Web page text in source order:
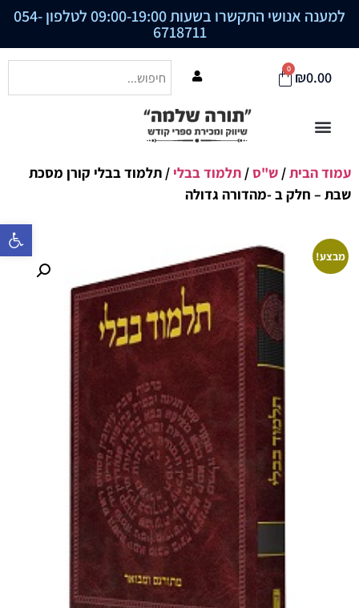
פתח סרגל
למענה אנושי התקשרו בשעות 09:00-19:00 לטלפון 054-
6718711
₪0.00
0
עמוד הבית/ ש"ס/ תלמוד בבלי / תלמוד בבלי קורן מסכת
שבת – חלק ב -מהדורה גדולה
מבצע!